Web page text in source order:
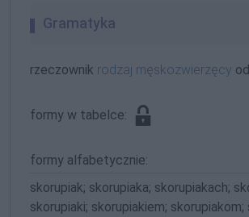
Gramatyka
rzeczownik rodzaj męskozwierzęcy
formy w tabelce:
formy alfabetycznie:
skorupiak; skorupiaka; skorupiakach;
skorupiaki; skorupiakiem; skorupiakom;